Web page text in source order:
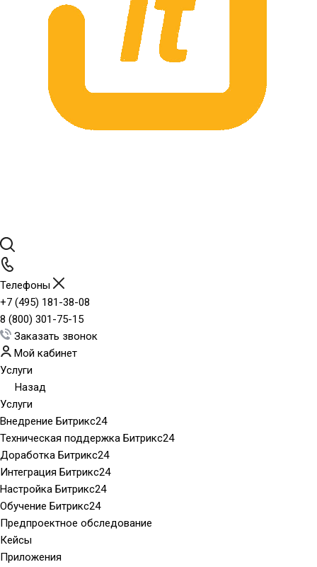
Телефоны
+7 (495) 181-38-08
8 (800) 301-75-15
Заказать звонок
Мой кабинет
Услуги
Назад
Услуги
Внедрение Битрикс24
Техническая поддержка Битрикс24
Доработка Битрикс24
Интеграция Битрикс24
Настройка Битрикс24
Обучение Битрикс24
Предпроектное обследование
Кейсы
Приложения